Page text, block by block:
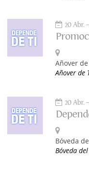
20 Abr.
Añover
Añover de
20 Abr.
Bóveda
Bóveda